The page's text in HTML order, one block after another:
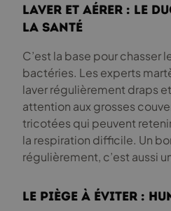
Laver et aérer : le
la santé
C’est la base pour chasser
bactéries. Les experts
laver régulièrement draps
attention aux grosses
tricotées qui peuvent
la respiration difficile. Un
régulièrement, c’est aussi
Le piège à éviter :